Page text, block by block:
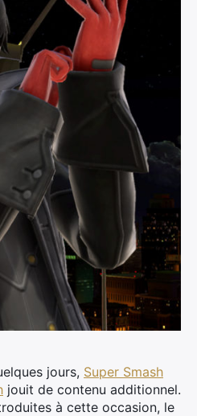
jours, Super Smash
jouit de contenu additionnel.
à cette occasion, le